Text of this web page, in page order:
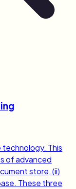
technology. This
of advanced
store, (ii)
These three